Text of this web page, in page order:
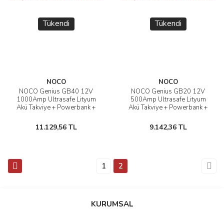
Tükendi
NOCO
NOCO Genius GB40 12V
1000Amp Ultrasafe Lityum
Akü Takviye + Powerbank +
11.129,56 TL
Tükendi
NOCO
NOCO Genius GB20 12V
500Amp Ultrasafe Lityum
Akü Takviye + Powerbank +
9.142,36 TL
1 2
KURUMSAL